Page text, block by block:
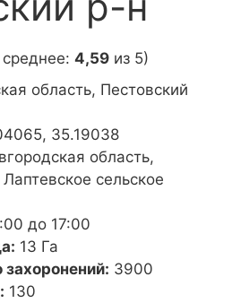
4,59 из 5)
область, Пестовский
35.19038
область,
сельское
до 17:00
13 Га
3900
130